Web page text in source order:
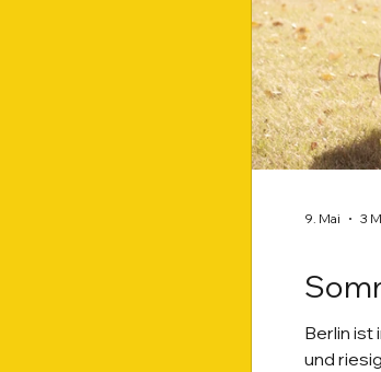
Berlin ist
und
9. Mai 3